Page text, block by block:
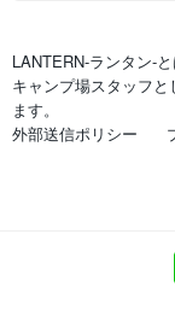
LANTERN-ランタン-
キャンプ場スタッフ
ます。
外部送信ポリシー